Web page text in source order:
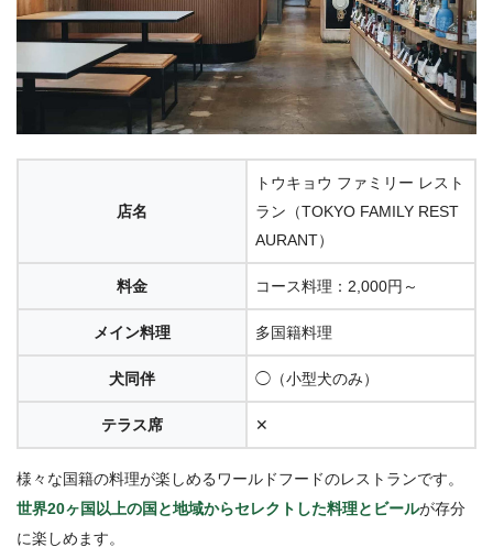
店名
トウキョウ ファミリー レスト
ラン（TOKYO FAMILY REST
AURANT）
料金 コース料理：2,000円～
メイン料理 多国籍料理
犬同伴 ◯（小型犬のみ）
テラス席 ✕
様々な国籍の料理が楽しめるワールドフードのレストランです。
世界20ヶ国以上の国と地域からセレクトした料理とビールが存分
に楽しめます。